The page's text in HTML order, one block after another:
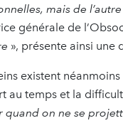
mais de
générale de
», présente ainsi
existent
au temps et la
quand on ne se